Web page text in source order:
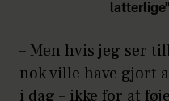
latterlige"
– Men hvis jeg ser
nok ville have gjort
i dag – ikke for at